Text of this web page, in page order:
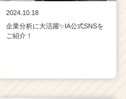
2024.10.18
企業分析に大活躍✨IA公式SNSを
ご紹介！